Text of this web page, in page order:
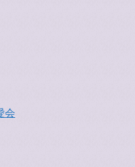
会